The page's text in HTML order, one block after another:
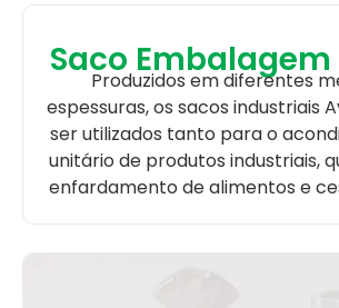
SacoProduzidos em diferentes
espessuras, os sacos industriais
ser utilizados tanto para o
unitário de produtos industriais,
enfardamento de alimentos e